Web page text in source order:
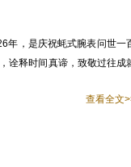
年，是庆祝蚝式腕表问世一
诠释时间真谛，致敬过往成
查看全文